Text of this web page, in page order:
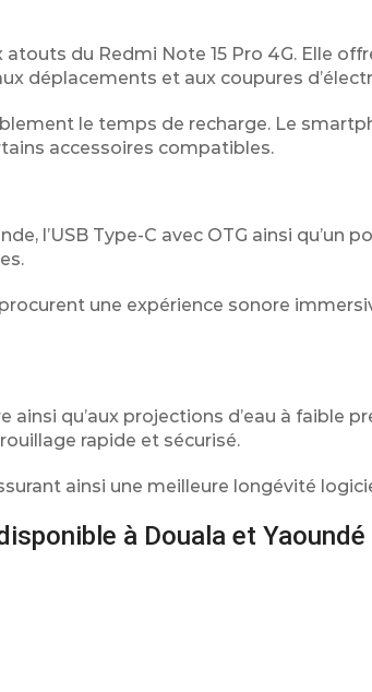
du Redmi Note 15 Pro 4G. Elle
déplacements et aux coupures
le temps de recharge. Le
accessoires compatibles.
l’USB Type-C avec OTG ainsi qu’un
une expérience sonore
qu’aux projections d’eau à faible
rapide et sécurisé.
ainsi une meilleure longévité
à Douala et Yaoundé